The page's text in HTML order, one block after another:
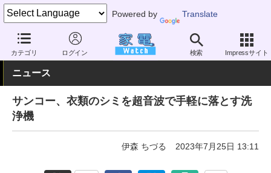
Powered by Translate
カテゴリ ログイン 検索 Impressサイト
家電 Watch 生活家電 家事家電 超音波洗浄機
ニュース
サンコー、衣類のシミを超音波で手軽に落とす洗
浄機
伊森 ちづる 2023年7月25日 13:11